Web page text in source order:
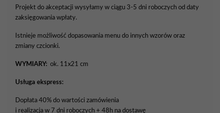
Projekt do akceptacji wysyłamy w ciągu 3-5 dni roboczych od daty
zaksięgowania wpłaty.
Istnieje możliwość dopasowania menu do innych wzorów oraz
zmiany czcionki.
WYMIARY: ok. 11x21 cm
Usługa ekspress:
Dopłata 40% do wartości zamówienia
i realizacja w 7 dni roboczych + 48h na dostawę